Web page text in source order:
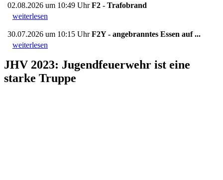
02.08.2026 um 10:49 UhrF2 - Trafobrand
weiterlesen
30.07.2026 um 10:15 UhrF2Y - angebranntes Essen auf ...
weiterlesen
JHV 2023: Jugendfeuerwehr ist eine
starke Truppe